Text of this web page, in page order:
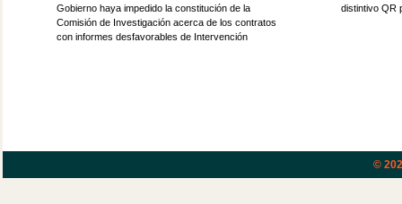
Gobierno haya impedido la constitución de la
Comisión de Investigación acerca de los contratos
con informes desfavorables de Intervención
distintivo QR
©